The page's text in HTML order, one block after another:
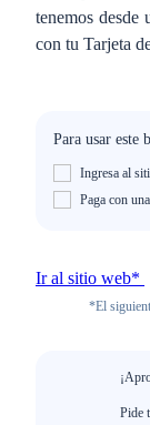
tenemos desde
con tu Tarjeta
Para usar este
Ingresa al
Paga con
Ir al sitio web*
*El
Pide